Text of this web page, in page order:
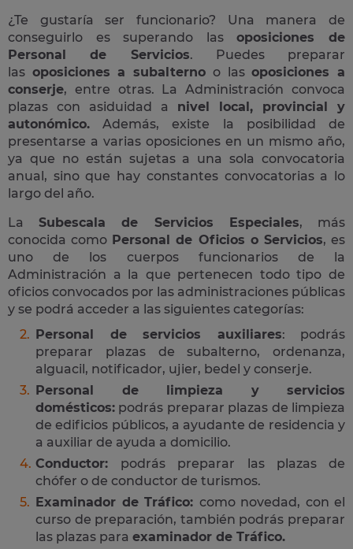
¿Te gustaría ser funcionario? Una manera de
conseguirlo es superando lasoposiciones de
Personal de Servicios. Puedes preparar
las oposiciones a subalterno o lasoposiciones a
conserje, entre otras. La Administración convoca
plazas con asiduidad a nivel local, provincial y
autonómico. Además, existe la posibilidad de
presentarse a varias oposiciones en un mismo año,
ya que no están sujetas a una sola convocatoria
anual, sino que hay constantes convocatorias a lo
largo del año.
LaSubescala de Servicios Especiales, más
conocida como Personal de Oficios o Servicios, es
uno de los cuerpos funcionarios de la
Administración a la que pertenecen todo tipo de
oficios convocados por las administraciones públicas
y se podrá acceder a las siguientes categorías:
Personal de servicios auxiliares: podrás
preparar plazas de subalterno, ordenanza,
alguacil, notificador, ujier, bedel y conserje.
Personal de limpieza y servicios
domésticos: podrás preparar plazas de limpieza
de edificios públicos, a ayudante de residencia y
a auxiliar de ayuda a domicilio.
Conductor: podrás preparar las plazas de
chófer o de conductor de turismos.
Examinador de Tráfico: como novedad, con el
curso de preparación, también podrás preparar
las plazas para examinador de Tráfico.